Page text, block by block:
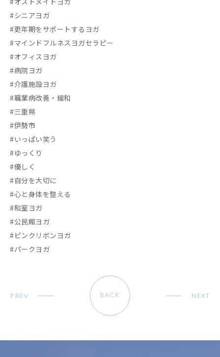
#シニアヨガ
#更年期をサポートするヨガ
#マインドフルネスヨガセラピー
#オフィスヨガ
#病院ヨガ
#介護施設ヨガ
#職業病改善・緩和
#三重県
#伊勢市
#いっぱい笑う
#ゆっくり
#優しく
#自分を大切に
#心と身体を整える
#和室ヨガ
#公民館ヨガ
#ピンクリボンヨガ
#パークヨガ
PREV BACK NEXT